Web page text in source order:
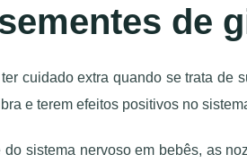
de
cuidado extra quando se trata de
e terem efeitos positivos no
sistema nervoso em bebês, as